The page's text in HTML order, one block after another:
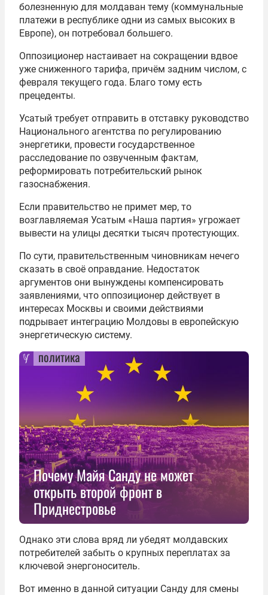
болезненную для молдаван тему (коммунальные
платежи в республике одни из самых высоких в
Европе), он потребовал большего.
Оппозиционер настаивает на сокращении вдвое
уже сниженного тарифа, причём задним числом, с
февраля текущего года. Благо тому есть
прецеденты.
Усатый требует отправить в отставку руководство
Национального агентства по регулированию
энергетики, провести государственное
расследование по озвученным фактам,
реформировать потребительский рынок
газоснабжения.
Если правительство не примет мер, то
возглавляемая Усатым «Наша партия» угрожает
вывести на улицы десятки тысяч протестующих.
По сути, правительственным чиновникам нечего
сказать в своё оправдание. Недостаток
аргументов они вынуждены компенсировать
заявлениями, что оппозиционер действует в
интересах Москвы и своими действиями
подрывает интеграцию Молдовы в европейскую
энергетическую систему.
политика
Почему Майя Санду не может
открыть второй фронт в
Приднестровье
Однако эти слова вряд ли убедят молдавских
потребителей забыть о крупных переплатах за
ключевой энергоноситель.
Вот именно в данной ситуации Санду для смены